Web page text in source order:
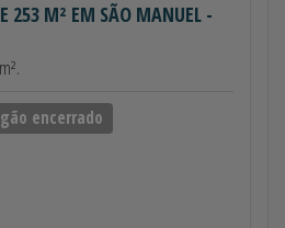
253 M² EM SÃO MANUEL -
encerrado